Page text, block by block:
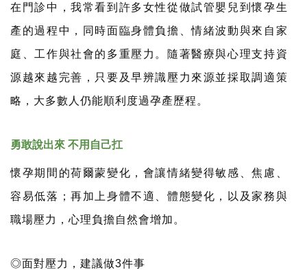
在門診中，我常看到許多女性從做試管嬰兒到懷孕生
產的過程中，同時面臨身體負擔、情緒波動與來自家
庭、工作與社會的多重壓力。隨著醫療與心理支持資
源越來越完善，只要及早辨識壓力來源並採取調適策
略，大多數人仍能順利度過孕產歷程。
勇敢說出來 不用自己扛
懷孕期間的荷爾蒙變化，會讓情緒變得敏感、焦慮、
容易低落；再加上身體不適、體態變化，以及家務與
職場壓力，心理負擔自然會增加。
◎面對壓力，建議做3件事